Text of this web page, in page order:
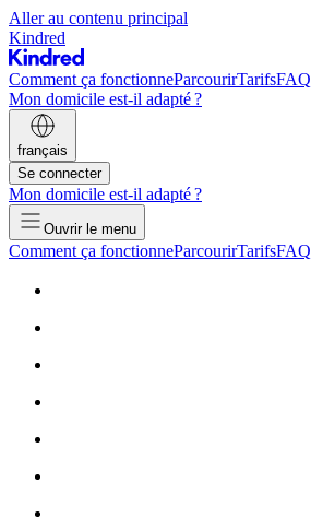
Aller au contenu principal
Kindred
Comment ça fonctionneParcourirTarifsFAQ
Mon domicile est-il adapté ?
français
Se connecter
Mon domicile est-il adapté ?
Ouvrir le menu
Comment ça fonctionneParcourirTarifsFAQ